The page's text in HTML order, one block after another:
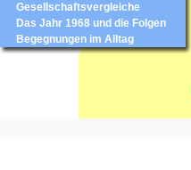
Gesellschaftsvergleiche
Das Jahr 1968 und die Folgen
Begegnungen im Alltag